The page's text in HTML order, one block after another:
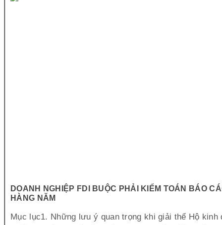
DOANH NGHIỆP FDI BUỘC PHẢI KIỂM TOÁN BÁO
HÀNG NĂM
Mục lục1. Những lưu ý quan trọng khi giải thể Hộ kinh